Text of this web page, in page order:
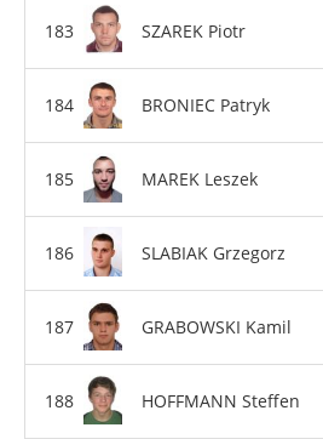
SZAREK Piotr
BRONIEC Patryk
MAREK Leszek
SLABIAK Grzegorz
GRABOWSKI Kamil
HOFFMANN Steffen